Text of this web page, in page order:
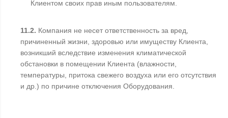
Клиентом своих прав иным пользователям.
11.2. Компания не несет ответственность за вред,
причиненный жизни, здоровью или имуществу Клиента,
возникший вследствие изменения климатической
обстановки в помещении Клиента (влажности,
температуры, притока свежего воздуха или его отсутствия
и др.) по причине отключения Оборудования.